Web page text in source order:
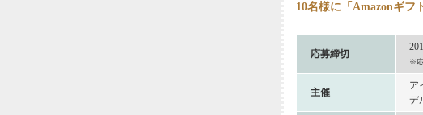
10名様に「Amazonギフ
応募締切
※応
主催
ア
デ